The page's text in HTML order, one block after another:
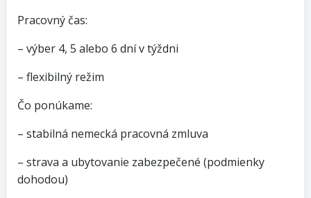
Pracovný čas:
– výber 4, 5 alebo 6 dní v týždni
– flexibilný režim
Čo ponúkame:
– stabilná nemecká pracovná zmluva
– strava a ubytovanie zabezpečené (podmienky
dohodou)